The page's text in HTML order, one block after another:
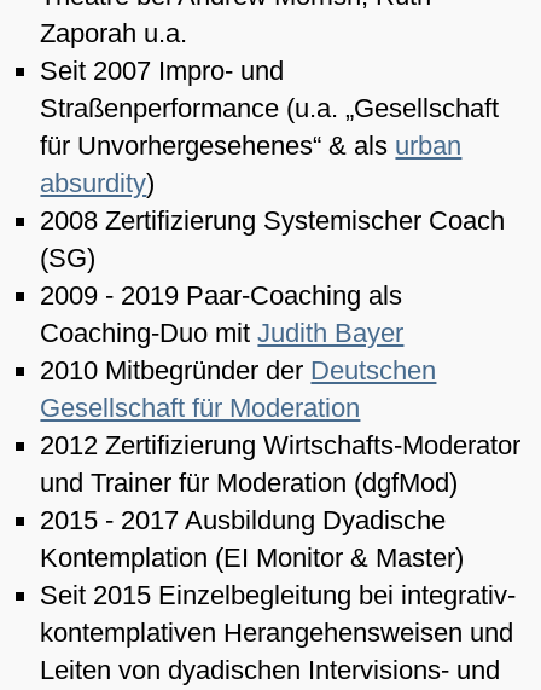
Zaporah u.a.
Seit 2007 Impro- und
Straßenperformance (u.a. „Gesellschaft
für Unvorhergesehenes“ & als urban
absurdity)
2008 Zertifizierung Systemischer Coach
(SG)
2009 - 2019 Paar-Coaching als
Coaching-Duo mitJudith Bayer
2010 Mitbegründer der Deutschen
Gesellschaft für Moderation
2012 Zertifizierung Wirtschafts-Moderator
und Trainer für Moderation (dgfMod)
2015 - 2017 Ausbildung Dyadische
Kontemplation (EI Monitor & Master)
Seit 2015 Einzelbegleitung bei integrativ-
kontemplativen Herangehensweisen und
Leiten von dyadischen Intervisions- und